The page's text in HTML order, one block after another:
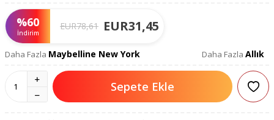
%60
İndirim
EUR78,61 EUR31,45
Daha Fazla Maybelline New York Daha Fazla Allık
Sepete Ekle